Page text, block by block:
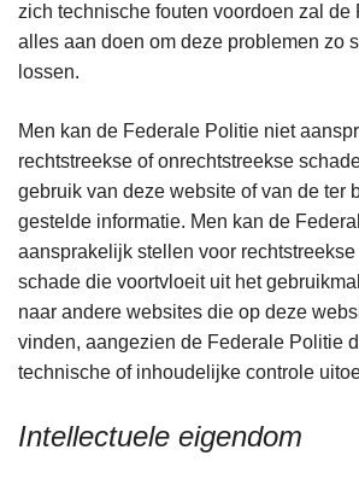
zich technische fouten voordoen zal de
alles aan doen om deze problemen zo
lossen.
Men kan de Federale Politie niet
rechtstreekse of onrechtstreekse
gebruik van deze website of van de ter
gestelde informatie. Men kan de
aansprakelijk stellen voor
schade die voortvloeit uit het
naar andere websites die op deze
vinden, aangezien de Federale Politie
technische of inhoudelijke controle
Intellectuele eigendom